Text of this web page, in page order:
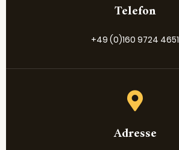
Telefon
+49 (0)160 9724 4651
Adresse